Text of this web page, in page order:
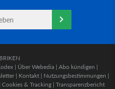
| Über Webedia | Abo kündigen |
| Kontakt | Nutzungsbestimmungen |
Cookies & Tracking | Transparenzbericht